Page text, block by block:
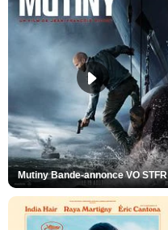
Mutiny Bande-annonce VO STFR